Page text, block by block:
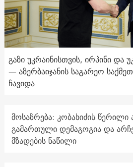
გაზი უკრაინისთვის, ირპინი და
— აზერბაიჯანის საგარეო
ჩავიდა
მოსაზრება: კობახიძის
გამართული დემაგოგია და
მზადების ნაწილი